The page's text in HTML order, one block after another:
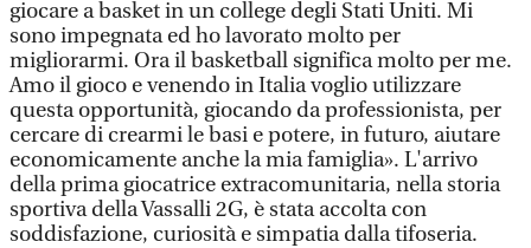
giocare a basket in un college degli Stati Uniti. Mi
sono impegnata ed ho lavorato molto per
migliorarmi. Ora il basketball significa molto per me.
Amo il gioco e venendo in Italia voglio utilizzare
questa opportunità, giocando da professionista, per
cercare di crearmi le basi e potere, in futuro, aiutare
economicamente anche la mia famiglia». L'arrivo
della prima giocatrice extracomunitaria, nella storia
sportiva della Vassalli 2G, è stata accolta con
soddisfazione, curiosità e simpatia dalla tifoseria.